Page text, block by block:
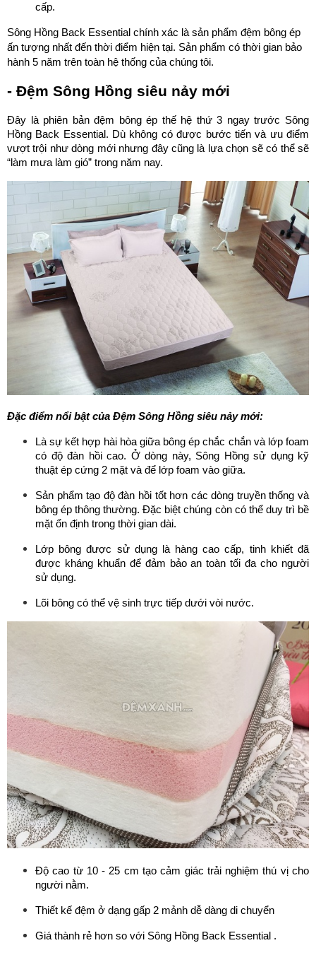
cấp.
Sông Hồng Back Essential chính xác là sản phẩm đệm bông ép
ấn tượng nhất đến thời điểm hiện tại. Sản phẩm có thời gian bảo
hành 5 năm trên toàn hệ thống của chúng tôi.
- Đệm Sông Hồng siêu nảy mới
Đây là phiên bản đệm bông ép thế hệ thứ 3 ngay trước Sông
Hồng Back Essential. Dù không có được bước tiến và ưu điểm
vượt trội như dòng mới nhưng đây cũng là lựa chọn sẽ có thể sẽ
“làm mưa làm gió” trong năm nay.
Đặc điểm nổi bật của Đệm Sông Hồng siêu nảy mới:
Là sự kết hợp hài hòa giữa bông ép chắc chắn và lớp foam
có độ đàn hồi cao. Ở dòng này, Sông Hồng sử dụng kỹ
thuật ép cứng 2 mặt và để lớp foam vào giữa.
Sản phẩm tạo độ đàn hồi tốt hơn các dòng truyền thống và
bông ép thông thường. Đặc biệt chúng còn có thể duy trì bề
mặt ổn định trong thời gian dài.
Lớp bông được sử dụng là hàng cao cấp, tinh khiết đã
được kháng khuẩn để đảm bảo an toàn tối đa cho người
sử dụng.
Lõi bông có thể vệ sinh trực tiếp dưới vòi nước.
Độ cao từ 10 - 25 cm tạo cảm giác trải nghiệm thú vị cho
người nằm.
Thiết kế đệm ở dạng gấp 2 mảnh dễ dàng di chuyển
Giá thành rẻ hơn so với Sông Hồng Back Essential .